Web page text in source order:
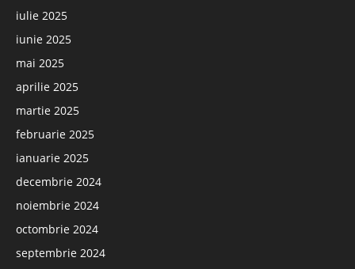
iulie 2025
iunie 2025
mai 2025
aprilie 2025
martie 2025
februarie 2025
ianuarie 2025
decembrie 2024
noiembrie 2024
octombrie 2024
septembrie 2024